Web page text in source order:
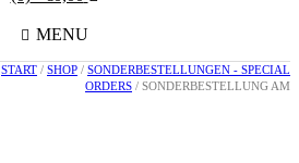
MENU
START / SHOP / SONDERBESTELLUNGEN - SPECIAL
ORDERS / SONDERBESTELLUNG AM